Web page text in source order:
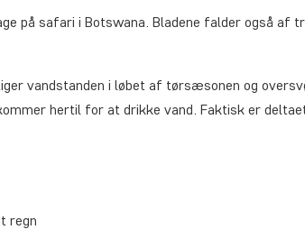
på safari i Botswana. Bladene falder også af
vandstanden i løbet af tørsæsonen og
hertil for at drikke vand. Faktisk er
regn